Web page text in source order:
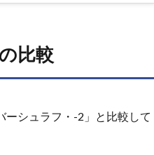
比較
シュラフ・-2」と比較して